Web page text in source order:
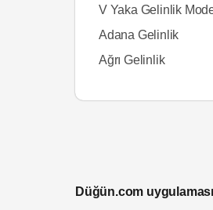
V Yaka Gelinlik
Adana Gelinlik
Ağrı Gelinlik
Düğün.com